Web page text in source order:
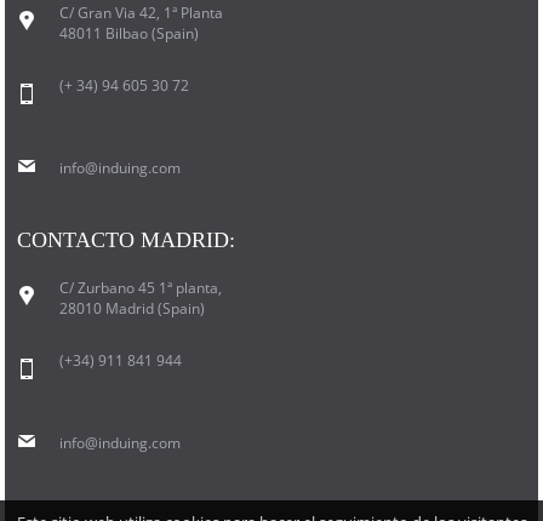
C/ Gran Via 42, 1ª Planta
48011 Bilbao (Spain)
(+ 34) 94 605 30 72
info@induing.com
CONTACTO MADRID:
C/ Zurbano 45 1ª planta,
28010 Madrid (Spain)
(+34) 911 841 944
info@induing.com